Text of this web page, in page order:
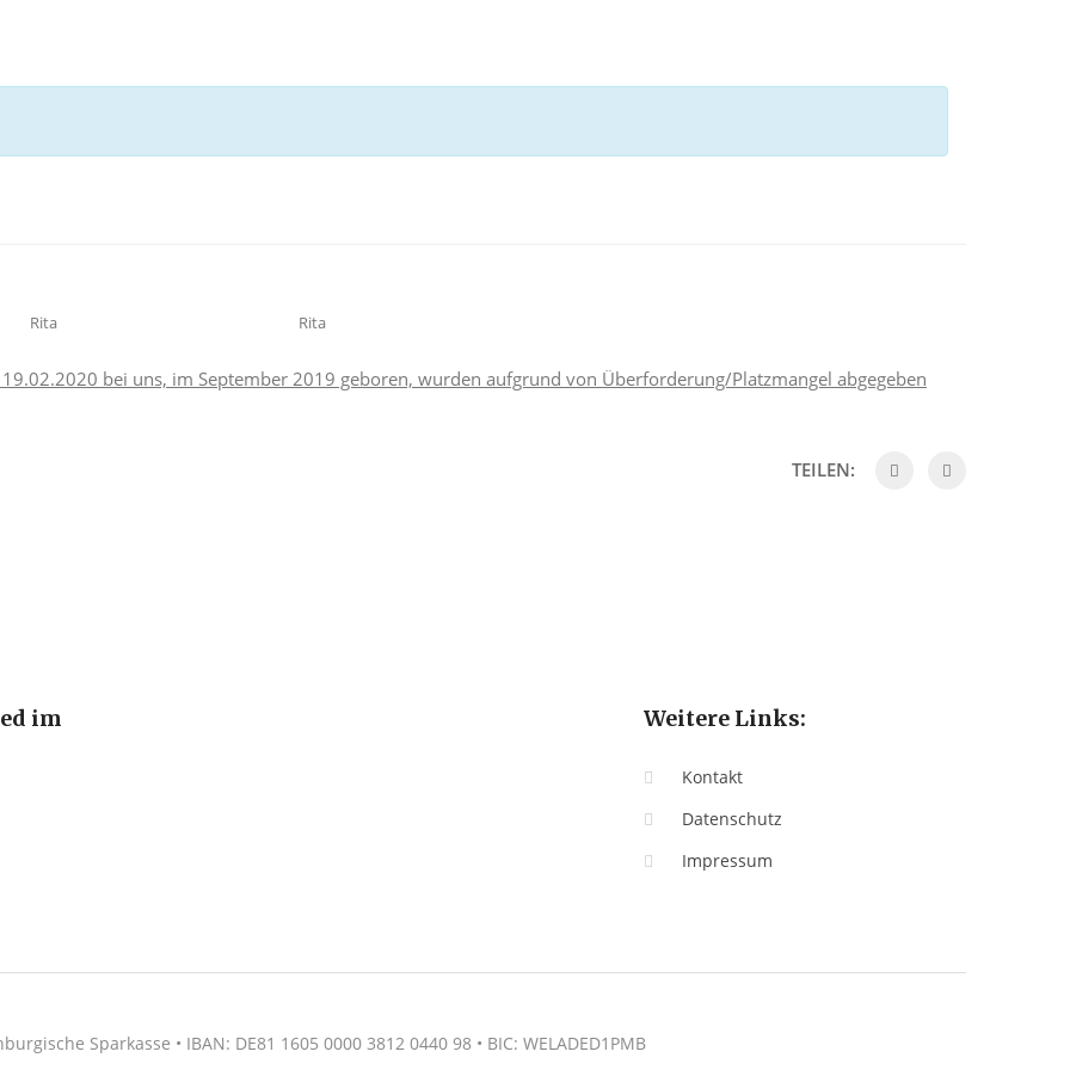
Rita Rita
bei uns, im September 2019 geboren, wurden aufgrund von Überforderung/Platzmangel abgegeben
TEILEN:
im Weitere Links:
Kontakt
Datenschutz
Impressum
Sparkasse • IBAN: DE81 1605 0000 3812 0440 98 • BIC: WELADED1PMB